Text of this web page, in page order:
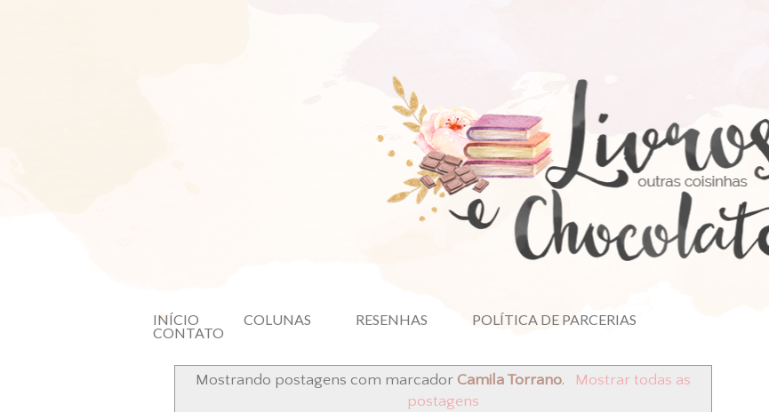
INÍCIO COLUNAS RESENHAS POLÍTICA DE PARCERIAS
CONTATO
Mostrando postagens com marcador Camila Torrano.
Mostrar todas as
postagens